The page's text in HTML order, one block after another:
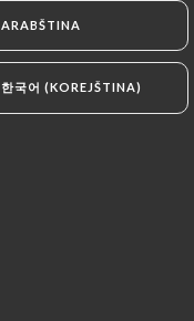
ARABŠTINA
한국어 (KOREJŠTINA)
ARABŠTINA
한국어 (KOREJŠTINA)